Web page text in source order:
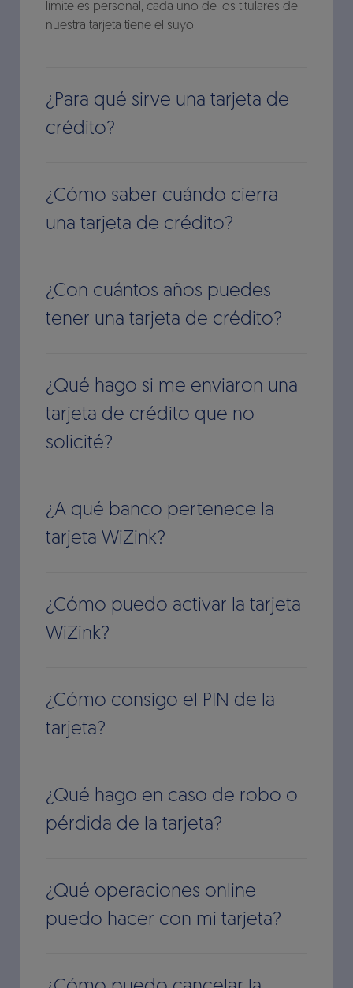
límite es personal, cada uno de los titulares de
nuestra tarjeta tiene el suyo
¿Para qué sirve una tarjeta de
crédito?
¿Cómo saber cuándo cierra
una tarjeta de crédito?
¿Con cuántos años puedes
tener una tarjeta de crédito?
¿Qué hago si me enviaron una
tarjeta de crédito que no
solicité?
¿A qué banco pertenece la
tarjeta WiZink?
¿Cómo puedo activar la tarjeta
WiZink?
¿Cómo consigo el PIN de la
tarjeta?
¿Qué hago en caso de robo o
pérdida de la tarjeta?
¿Qué operaciones online
puedo hacer con mi tarjeta?